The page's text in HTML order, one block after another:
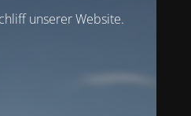
unserer Website.